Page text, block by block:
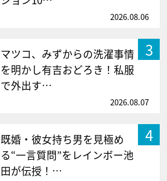
2026.08.06
3
マツコ、みずからの洗濯事情
を明かし有吉おどろき！私服
で外出す…
2026.08.07
4
既婚・彼女持ち男を見極め
る“一言質問”をレインボー池
田が伝授！…